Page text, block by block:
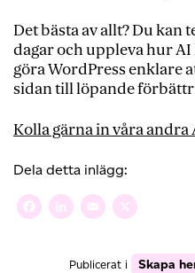
Det bästa av allt? Du kan
dagar och uppleva hur AI
göra WordPress enklare
sidan till löpande
Kolla gärna in våra andra
Dela detta inlägg:
Facebook
LinkedIn
Email
Publicerat i Skapa